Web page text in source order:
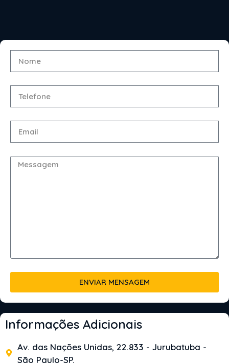
ENVIAR MENSAGEM
Informações Adicionais
Av. das Nações Unidas, 22.833 - Jurubatuba -
São Paulo-SP.